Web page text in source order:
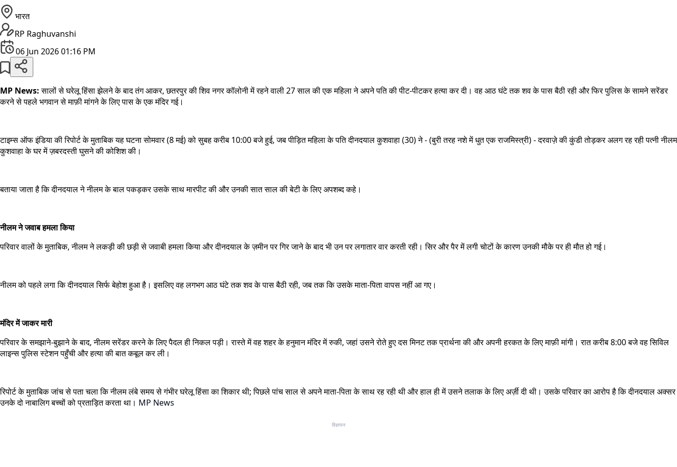
भारत
RP Raghuvanshi
06 Jun 2026 01:16 PM
MP News:सालों से घरेलू हिंसा झेलने के बाद तंग आकर, छतरपुर की शिव नगर कॉलोनी में रहने वाली 27 साल की एक महिला ने अपने पति की पीट-पीटकर हत्या कर दी। वह आठ घंटे तक शव के पास बैठी रही और फिर पुलिस के सामने सरेंडर
करने से पहले भगवान से माफ़ी मांगने के लिए पास के एक मंदिर गई।
टाइम्स ऑफ इंडिया की रिपोर्ट के मुताबिक यह घटना सोमवार (8 मई) को सुबह करीब 10:00 बजे हुई, जब पीड़ित महिला के पति दीनदयाल कुशवाहा (30) ने - (बुरी तरह नशे में धुत एक राजमिस्त्री) - दरवाज़े की कुंडी तोड़कर अलग रह रही पत्नी नीलम
कुशवाहा के घर में ज़बरदस्ती घुसने की कोशिश की।
बताया जाता है कि दीनदयाल ने नीलम के बाल पकड़कर उसके साथ मारपीट की और उनकी सात साल की बेटी के लिए अपशब्द कहे।
नीलम ने जवाब हमला किया
परिवार वालों के मुताबिक, नीलम ने लकड़ी की छड़ी से जवाबी हमला किया और दीनदयाल के ज़मीन पर गिर जाने के बाद भी उन पर लगातार वार करती रही। सिर और पैर में लगी चोटों के कारण उनकी मौके पर ही मौत हो गई।
नीलम को पहले लगा कि दीनदयाल सिर्फ बेहोश हुआ है। इसलिए वह लगभग आठ घंटे तक शव के पास बैठी रही, जब तक कि उसके माता-पिता वापस नहीं आ गए।
मंदिर में जाकर मारी
परिवार के समझाने-बुझाने के बाद, नीलम सरेंडर करने के लिए पैदल ही निकल पड़ी। रास्ते में वह शहर के हनुमान मंदिर में रुकी, जहां उसने रोते हुए दस मिनट तक प्रार्थना की और अपनी हरकत के लिए माफ़ी मांगी। रात करीब 8:00 बजे वह सिविल
लाइन्स पुलिस स्टेशन पहुँची और हत्या की बात कबूल कर ली।
रिपोर्ट के मुताबिक जांच से पता चला कि नीलम लंबे समय से गंभीर घरेलू हिंसा का शिकार थी; पिछले पांच साल से अपने माता-पिता के साथ रह रही थी और हाल ही में उसने तलाक के लिए अर्ज़ी दी थी। उसके परिवार का आरोप है कि दीनदयाल अक्सर
उनके दो नाबालिग बच्चों को प्रताड़ित करता था। MP News
विज्ञापन